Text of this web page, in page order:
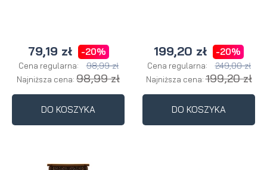
79,19 zł -20%
Cena regularna: 98,99 zł
Najniższa cena: 98,99 zł
DO KOSZYKA
199,20 zł -20%
Cena regularna: 249,00 zł
Najniższa cena:199,20 zł
DO KOSZYKA